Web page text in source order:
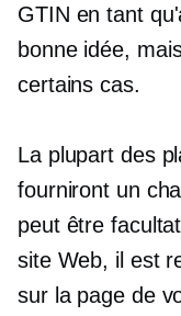
GTIN en tant
bonne idée,
certains cas.
La plupart des
fourniront un
peut être
site Web, il est
sur la page de